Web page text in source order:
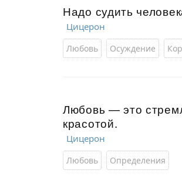
Надо судить
Цицерон
Любовь Осуждение
Любовь — это
красотой.
Цицерон
Любовь Определения